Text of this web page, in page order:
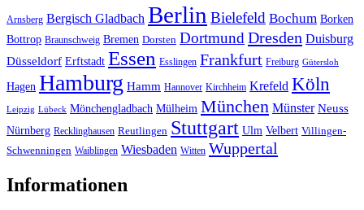
Arnsberg Bergisch Gladbach Berlin Bielefeld Bochum Borken
Bottrop Braunschweig Bremen Dorsten Dortmund Dresden Duisburg
Düsseldorf Erftstadt Essen Esslingen Frankfurt Freiburg Gütersloh
Hagen Hamburg Hamm Hannover Kirchheim Krefeld Köln
Leipzig Lübeck Mönchengladbach Mülheim München Münster Neuss
Nürnberg Recklinghausen Reutlingen Stuttgart Ulm Velbert Villingen-
Schwenningen Waiblingen Wiesbaden Witten Wuppertal
Informationen